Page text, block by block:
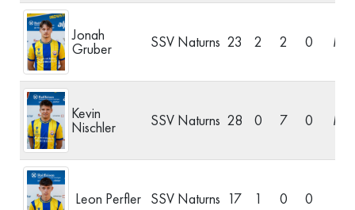
Jonah
Gruber SSV Naturns 23 2 2 0
Kevin
Nischler SSV Naturns 28 0 7 0
Leon Perfler SSV Naturns 17 1 0 0